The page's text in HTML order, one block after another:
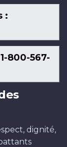
:
800-567-
dignité,